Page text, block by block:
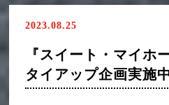
2023.08.25
『スイート・マイホ
タイアップ企画実施中